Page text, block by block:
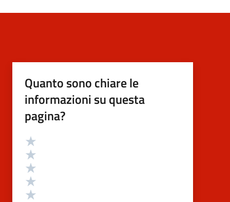
Quanto sono chiare le
informazioni su questa
pagina?
Valutazione